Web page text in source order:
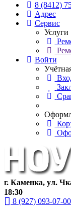
8 (8412)
Адрес
Сервис
Услуги
Войти
г. Каменка, ул.
18:30
8 (927) 093-07-00